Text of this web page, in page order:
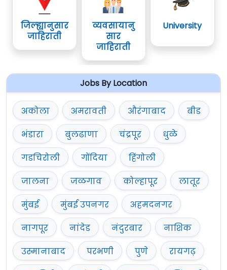
जिल्ह्यानुसार
जाहिराती
व्यवसायानु
सार
जाहिराती
University
Jobs By Location
अकोला अमरावती औरंगाबाद
बीड
भंडारा
बुलढाणा चंद्रपूर
धुळे
गडचिरोली
गोंदिया
हिंगोली
जालना
जळगाव कोल्हापूर
लातूर
मुंबई
मुंबई उपनगर
अहमदनगर
नागपूर
नांदेड नंदुरबार
नाशिक
उस्मानाबाद
परभणी पुणे
रायगढ़